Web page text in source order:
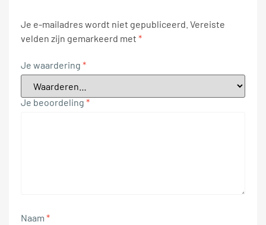
Je e-mailadres wordt niet gepubliceerd. Vereiste
velden zijn gemarkeerd met *
Je waardering *
Je beoordeling *
Naam *